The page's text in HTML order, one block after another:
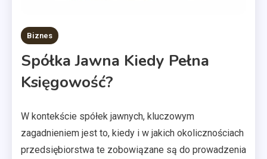
Biznes
Spółka Jawna Kiedy Pełna
Księgowość?
W kontekście spółek jawnych, kluczowym
zagadnieniem jest to, kiedy i w jakich okolicznościach
przedsiębiorstwa te zobowiązane są do prowadzenia